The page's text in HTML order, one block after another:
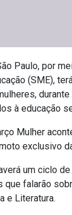
Paulo, por
(SME),
à educação
Mulher
exclusivo
um ciclo
falarão
e Literatura.